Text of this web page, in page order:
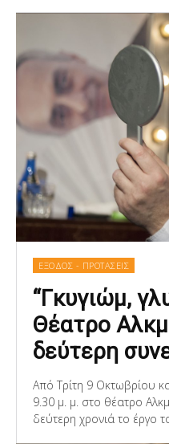
ΕΞΟΔΟΣ - ΠΡΟΤΑΣΕΙΣ
“Γκυγιώμ,
Θέατρο
δεύτερη
Από Τρίτη 9 Οκτωβρίου
9.30 μ. μ. στο θέατρο
δεύτερη χρονιά το έργο